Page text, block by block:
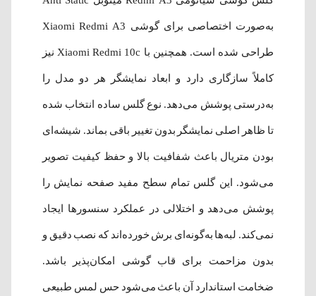
به‌صورت اختصاصی برای گوشی Xiaomi Redmi A3
طراحی شده است. همچنین با Xiaomi Redmi 10c نیز
کاملاً سازگاری دارد و ابعاد نمایشگر هر دو مدل را
به‌درستی پوشش می‌دهد. نوع گلس ساده انتخاب شده
تا ظاهر اصلی نمایشگر بدون تغییر باقی بماند. شیشه‌ای
بودن متریال باعث شفافیت بالا و حفظ کیفیت تصویر
می‌شود. این گلس تمام سطح مفید صفحه نمایش را
پوشش می‌دهد و اختلالی در عملکرد سنسورها ایجاد
نمی‌کند. لبه‌ها به‌گونه‌ای برش خورده‌اند که نصب دقیق و
بدون مزاحمت برای قاب گوشی امکان‌پذیر باشد.
ضخامت استاندارد آن باعث می‌شود حس لمس طبیعی